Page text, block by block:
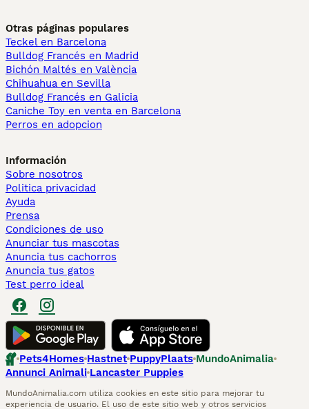
Otras páginas populares
Teckel en Barcelona
Bulldog Francés en Madrid
Bichón Maltés en València
Chihuahua en Sevilla
Bulldog Francés en Galicia
Caniche Toy en venta en Barcelona
Perros en adopcion
Información
Sobre nosotros
Politica privacidad
Ayuda
Prensa
Condiciones de uso
Anunciar tus mascotas
Anuncia tus cachorros
Anuncia tus gatos
Test perro ideal
Pets4Homes Hastnet PuppyPlaats MundoAnimalia
Annunci Animali Lancaster Puppies
MundoAnimalia.com utiliza cookies en este sitio para mejorar tu
experiencia de usuario. El uso de este sitio web y otros servicios